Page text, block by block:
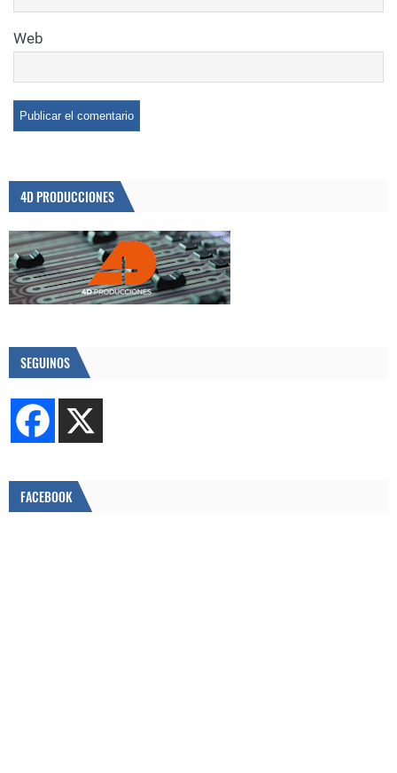
Web
4D PRODUCCIONES
SEGUINOS
FACEBOOK